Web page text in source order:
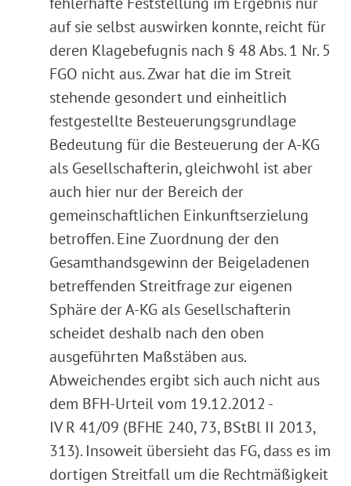
auf sie selbst auswirken konnte, reicht für
deren Klagebefugnis nach § 48 Abs. 1 Nr. 5
FGO nicht aus. Zwar hat die im Streit
stehende gesondert und einheitlich
festgestellte Besteuerungsgrundlage
Bedeutung für die Besteuerung der A-KG
als Gesellschafterin, gleichwohl ist aber
auch hier nur der Bereich der
gemeinschaftlichen Einkunftserzielung
betroffen. Eine Zuordnung der den
Gesamthandsgewinn der Beigeladenen
betreffenden Streitfrage zur eigenen
Sphäre der A-KG als Gesellschafterin
scheidet deshalb nach den oben
ausgeführten Maßstäben aus.
Abweichendes ergibt sich auch nicht aus
dem BFH-Urteil vom 19.12.2012 -
IV R 41/09 (BFHE 240, 73, BStBl II 2013,
313). Insoweit übersieht das FG, dass es im
dortigen Streitfall um die Rechtmäßigkeit